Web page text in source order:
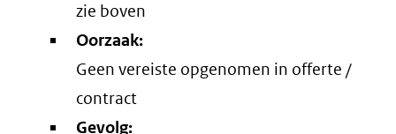
zie boven
Oorzaak:
Geen vereiste opgenomen in offerte /
contract
Gevolg: